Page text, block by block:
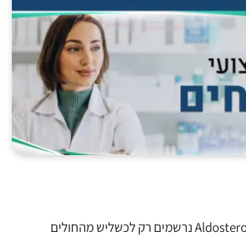
אנטגוניסטים ל- Aldosterone נרשמים רק לכשליש מהחולים